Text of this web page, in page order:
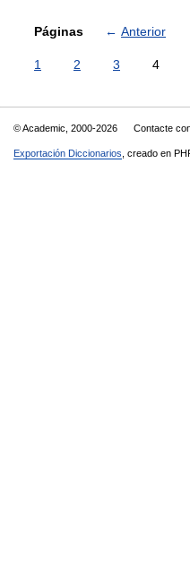
Páginas ← Anterior
1 2 3 4
© Academic, 2000-2026 Contacte
Exportación Diccionarios , creado en